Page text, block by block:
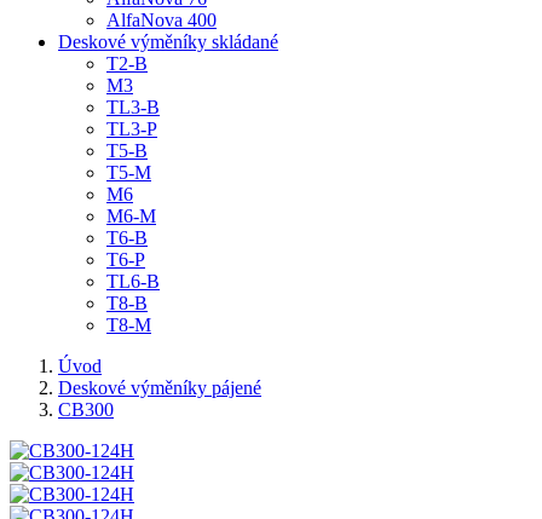
AlfaNova 400
Deskové výměníky skládané
T2-B
M3
TL3-B
TL3-P
T5-B
T5-M
M6
M6-M
T6-B
T6-P
TL6-B
T8-B
T8-M
Úvod
Deskové výměníky pájené
CB300